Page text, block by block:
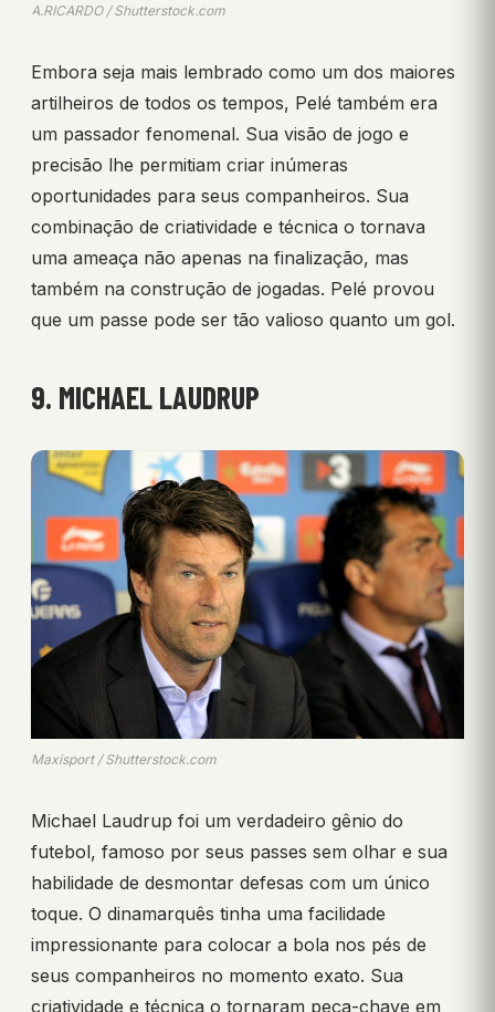
A.RICARDO / Shutterstock.com
Embora seja mais lembrado como um dos maiores
artilheiros de todos os tempos, Pelé também era
um passador fenomenal. Sua visão de jogo e
precisão lhe permitiam criar inúmeras
oportunidades para seus companheiros. Sua
combinação de criatividade e técnica o tornava
uma ameaça não apenas na finalização, mas
também na construção de jogadas. Pelé provou
que um passe pode ser tão valioso quanto um gol.
9. MICHAEL LAUDRUP
Maxisport / Shutterstock.com
Michael Laudrup foi um verdadeiro gênio do
futebol, famoso por seus passes sem olhar e sua
habilidade de desmontar defesas com um único
toque. O dinamarquês tinha uma facilidade
impressionante para colocar a bola nos pés de
seus companheiros no momento exato. Sua
criatividade e técnica o tornaram peça-chave em